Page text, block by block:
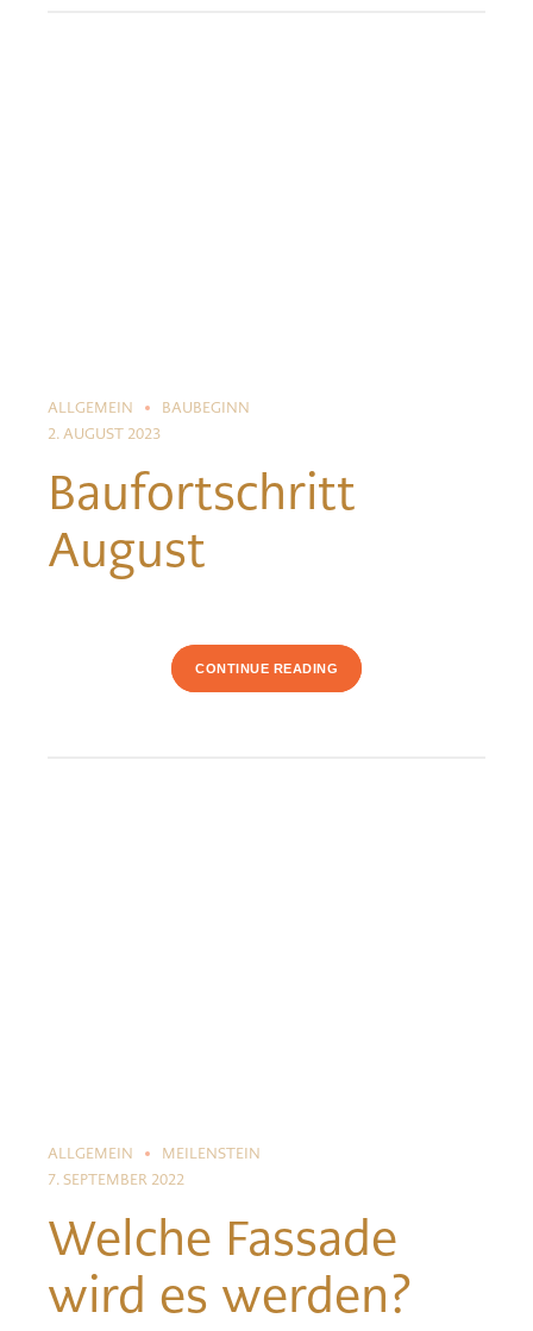
ALLGEMEIN
BAUBEGINN
2. AUGUST 2023
Baufortschritt
August
CONTINUE READING
ALLGEMEIN
MEILENSTEIN
7. SEPTEMBER 2022
Welche Fassade
wird es werden?